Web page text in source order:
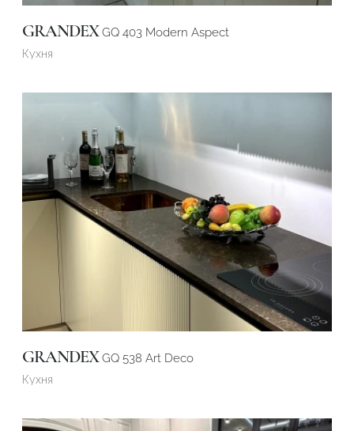
GRANDEXGQ 403 Modern Aspect
Кухня
GRANDEXGQ 538 Art Deco
Кухня